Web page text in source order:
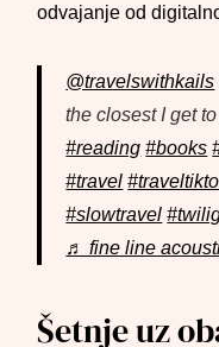
odvajanje od
@travelswithkails
the closest I get to
#reading #books
#travel
#slowtravel
♬ fine line
Šetnje uz